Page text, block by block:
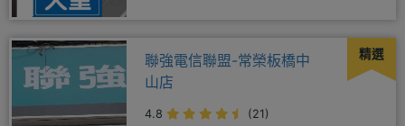
精選
聯強電信聯盟-常榮板橋中
山店
4.8
(21)